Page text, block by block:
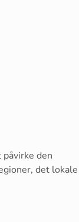
den
det lokale